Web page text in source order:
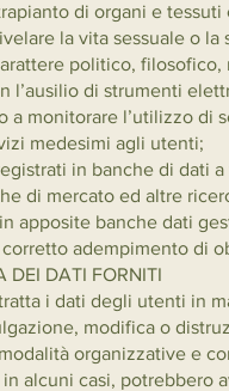
di organi e
la vita sessuale o
politico, filosofico,
l’ausilio di strumenti
a monitorare l’utilizzo
medesimi agli utenti;
in banche di dati
di mercato ed altre
apposite banche dati
adempimento di
DEI DATI FORNITI
i dati degli utenti in
modifica o
organizzative e
alcuni casi, potrebbero